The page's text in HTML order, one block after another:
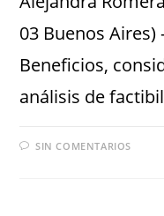
03 Buenos Aires)
Beneficios,
análisis de
SIN COMENTARIOS